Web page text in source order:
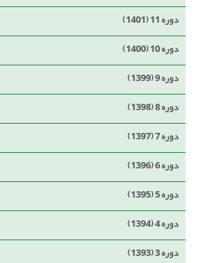
دوره 11 (1401)
دوره 10 (1400)
دوره 9 (1399)
دوره 8 (1398)
دوره 7 (1397)
دوره 6 (1396)
دوره 5 (1395)
دوره 4 (1394)
دوره 3 (1393)